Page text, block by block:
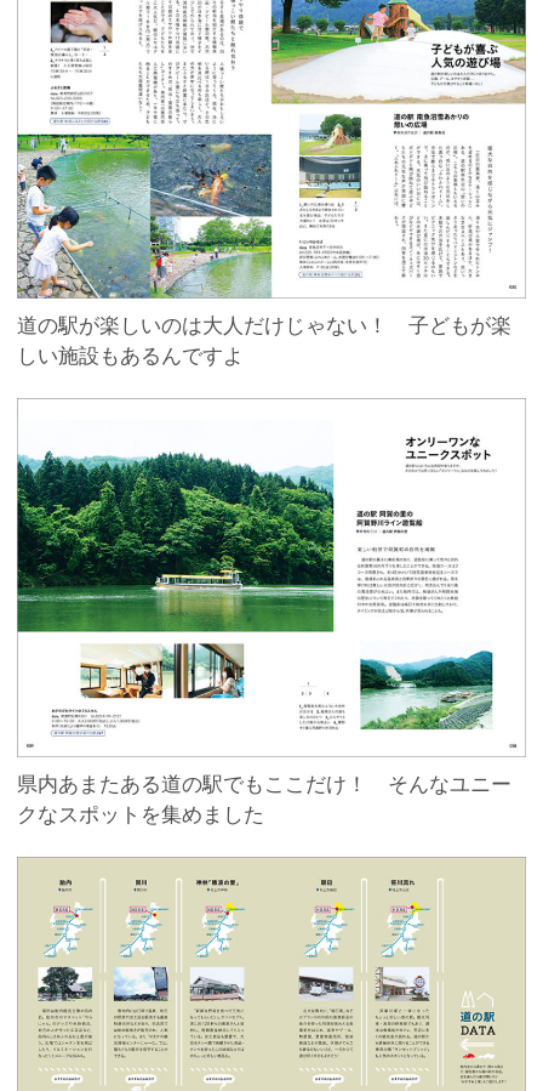
道の駅が楽しいのは大人だけじゃない！ 子どもが楽
しい施設もあるんですよ
県内あまたある道の駅でもここだけ！ そんなユニー
クなスポットを集めました